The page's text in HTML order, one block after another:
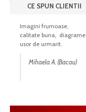
CE SPUN CLIENTII
Imagini frumoase,
calitate buna, diagrame
usor de urmarit.
Mihaela A. (Bacau)